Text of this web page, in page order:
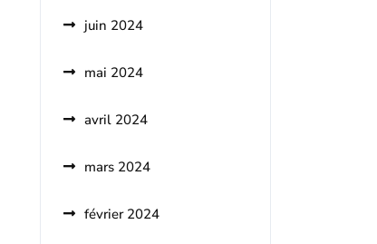
juin 2024
mai 2024
avril 2024
mars 2024
février 2024